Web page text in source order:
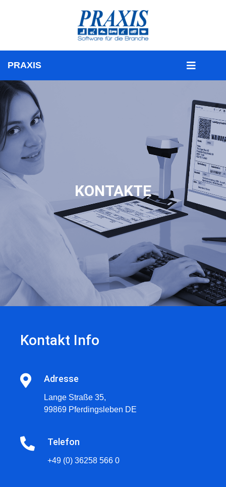
KONTAKTE
Kontakt Info
Adresse
Lange Straße 35,
99869 Pferdingsleben DE
Telefon
+49 (0) 36258 566 0